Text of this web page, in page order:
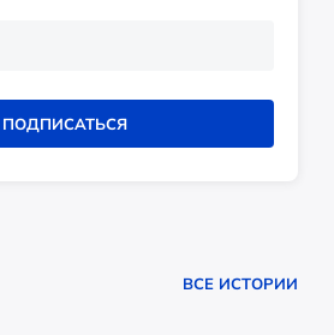
ПОДПИСАТЬСЯ
ВСЕ ИСТОРИИ